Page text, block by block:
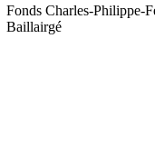
Fonds Charles-Philippe-
Baillairgé